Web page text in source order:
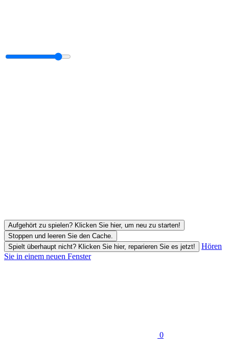
Aufgehört zu spielen? Klicken Sie hier, um neu zu starten!
Stoppen und leeren Sie den Cache.
Spielt überhaupt nicht? Klicken Sie hier, reparieren Sie es jetzt!
Hören
Sie in einem neuen Fenster
0